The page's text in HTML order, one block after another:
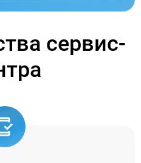
сервис-